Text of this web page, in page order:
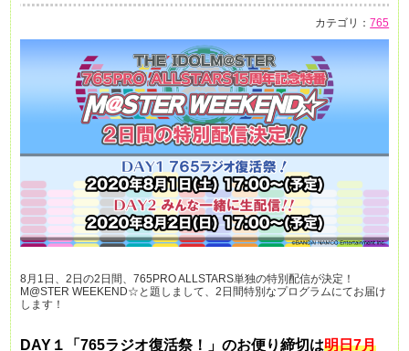
カテゴリ：765
8月1日、2日の2日間、765PRO ALLSTARS単独の特別配信が決定！
M@STER WEEKEND☆と題しまして、2日間特別なプログラムにてお届け
します！
DAY１「765ラジオ復活祭！」のお便り締切は明日7月